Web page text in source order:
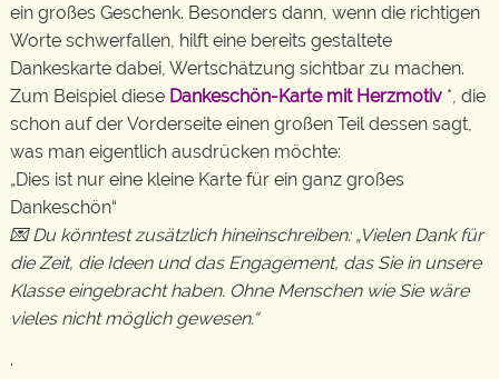
ein großes Geschenk. Besonders dann, wenn die richtigen
Worte schwerfallen, hilft eine bereits gestaltete
Dankeskarte dabei, Wertschätzung sichtbar zu machen.
Zum Beispiel diese Dankeschön-Karte mit Herzmotiv *, die
schon auf der Vorderseite einen großen Teil dessen sagt,
was man eigentlich ausdrücken möchte:
„Dies ist nur eine kleine Karte für ein ganz großes
Dankeschön“
💌 Du könntest zusätzlich hineinschreiben: „Vielen Dank für
die Zeit, die Ideen und das Engagement, das Sie in unsere
Klasse eingebracht haben. Ohne Menschen wie Sie wäre
vieles nicht möglich gewesen.“
.